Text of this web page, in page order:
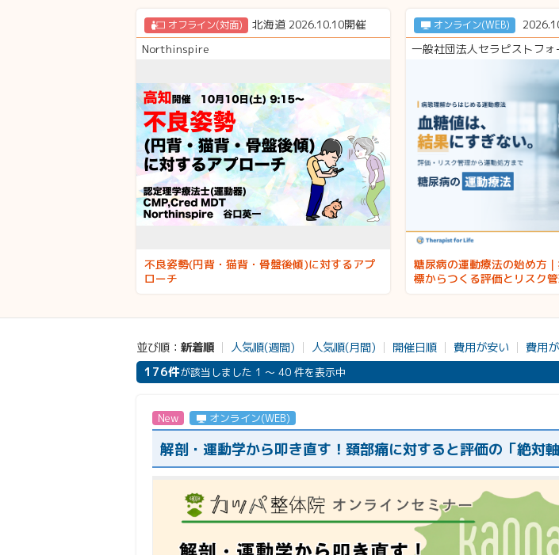
オフライン(対面)
北海道 2026.10.10開催
Northinspire
不良姿勢(円背・猫背・骨盤後傾)に対するアプ
ローチ
オンライン(WEB)
一般社団法人セラピストフォ
糖尿病の運動療法の始め方
標からつくる評価とリスク
度設定・運動継続アプロー
新着順 人気順(週間) 人気順(月間) 開催日順 費用が安い 費用
176件が該当しました 1 ～ 40 件を表示中
New オンライン(WEB)
解剖・運動学から叩き直す！頚部痛に対すると評価の「絶対軸